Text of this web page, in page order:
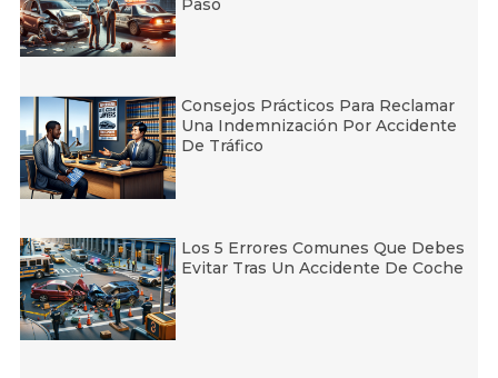
Paso
Consejos Prácticos Para Reclamar
Una Indemnización Por Accidente
De Tráfico
Los 5 Errores Comunes Que Debes
Evitar Tras Un Accidente De Coche